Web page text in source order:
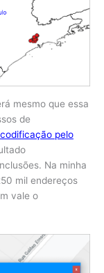
mesmo que essa
de
pelo
Na minha
mil endereços
vale o